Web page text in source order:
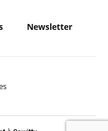
Newsletter